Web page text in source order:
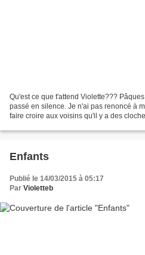
Qu'est ce que t'attend Violette???
passé en silence. Je n'ai pas renoncé à
faire croire aux voisins qu'il y a des
Enfants
Publié le 14/03/2015 à 05:17
Par Violetteb